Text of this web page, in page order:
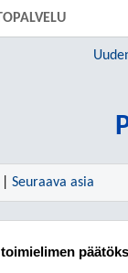
Seuraava asia